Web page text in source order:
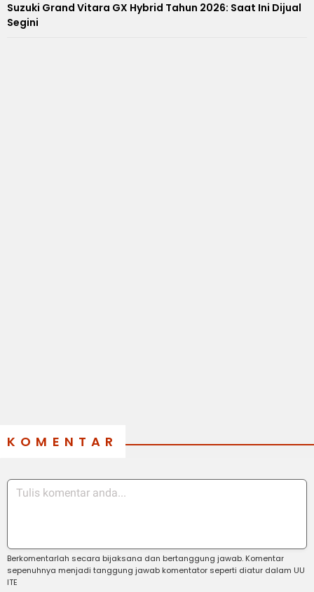
Suzuki Grand Vitara GX Hybrid Tahun 2026: Saat Ini Dijual
Segini
KOMENTAR
Berkomentarlah secara bijaksana dan bertanggung jawab. Komentar
sepenuhnya menjadi tanggung jawab komentator seperti diatur dalam UU
ITE